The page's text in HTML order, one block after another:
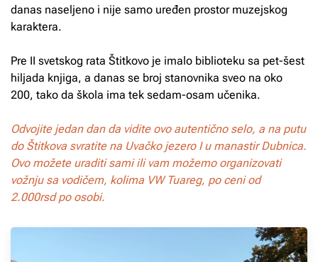
danas naseljeno i nije samo uređen prostor muzejskog
karaktera.
Pre II svetskog rata Štitkovo je imalo biblioteku sa pet-šest
hiljada knjiga, a danas se broj stanovnika sveo na oko
200, tako da škola ima tek sedam-osam učenika.
Odvojite jedan dan da vidite ovo autentično selo, a na putu
do Štitkova svratite na Uvačko jezero I u manastir Dubnica.
Ovo možete uraditi sami ili vam možemo organizovati
vožnju sa vodičem, kolima VW Tuareg, po ceni od
2.000rsd po osobi.